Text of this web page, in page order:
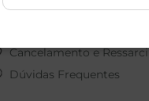
Privacidade
Cancelamento e
Dúvidas Frequentes